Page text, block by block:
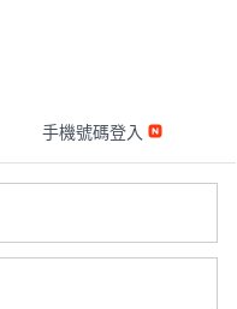
手機號碼登入